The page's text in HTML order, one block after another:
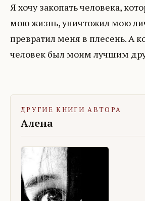
Я хочу закопать человека,
мою жизнь, уничтожил мою
превратил меня в плесень. А
человек был моим лучшим
ДРУГИЕ КНИГИ АВТОРА
Алена